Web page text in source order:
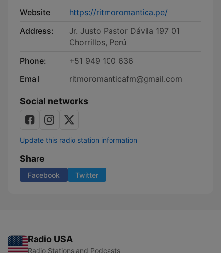
Website
https://ritmoromantica.pe/
Address:
Jr. Justo Pastor Dávila 197 01
Chorrillos, Perú
Phone:
+51 949 100 636
Email
ritmoromanticafm@gmail.com
Social networks
Update this radio station information
Share
Facebook Twitter
Radio USA
Radio Stations and Podcasts